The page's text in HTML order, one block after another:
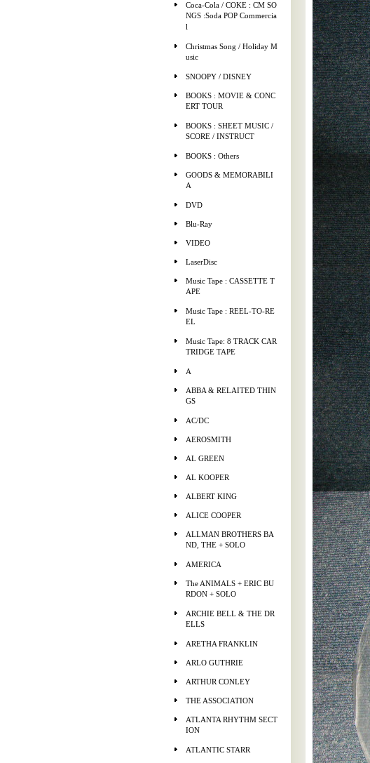
Coca-Cola / COKE : CM SO
NGS :Soda POP Commercia
l
Christmas Song / Holiday M
usic
SNOOPY / DISNEY
BOOKS : MOVIE & CONC
ERT TOUR
BOOKS : SHEET MUSIC /
SCORE / INSTRUCT
BOOKS : Others
GOODS & MEMORABILI
A
DVD
Blu-Ray
VIDEO
LaserDisc
Music Tape : CASSETTE T
APE
Music Tape : REEL-TO-RE
EL
Music Tape: 8 TRACK CAR
TRIDGE TAPE
A
ABBA & RELAITED THIN
GS
AC/DC
AEROSMITH
AL GREEN
AL KOOPER
ALBERT KING
ALICE COOPER
ALLMAN BROTHERS BA
ND, THE + SOLO
AMERICA
The ANIMALS + ERIC BU
RDON + SOLO
ARCHIE BELL & THE DR
ELLS
ARETHA FRANKLIN
ARLO GUTHRIE
ARTHUR CONLEY
THE ASSOCIATION
ATLANTA RHYTHM SECT
ION
ATLANTIC STARR